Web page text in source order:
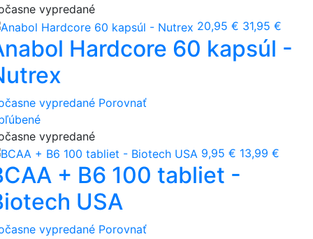
vypredané
20,95 € 31,95 €
Hardcore 60 kapsúl -
vypredané Porovnať
vypredané
9,95 € 13,99 €
+ B6 100 tabliet -
USA
vypredané Porovnať